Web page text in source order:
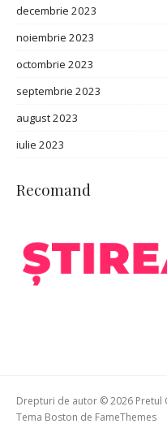
decembrie 2023
noiembrie 2023
octombrie 2023
septembrie 2023
august 2023
iulie 2023
Recomand
Drepturi de autor © 2026 Pretul
Tema Boston de FameThemes